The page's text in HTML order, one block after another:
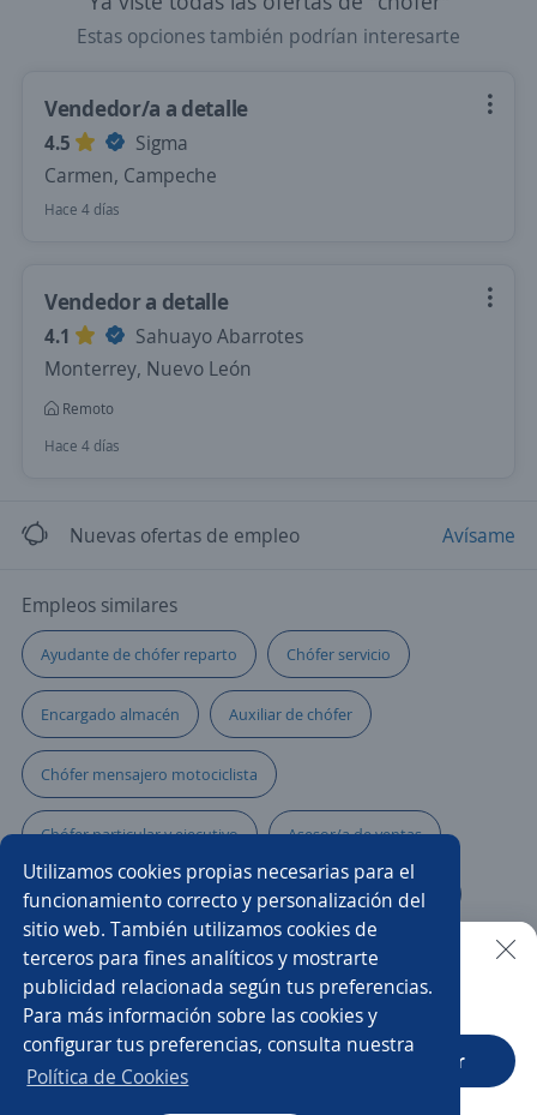
Utilizamos cookies propias necesarias para el
funcionamiento correcto y personalización del
sitio web. También utilizamos cookies de
terceros para fines analíticos y mostrarte
publicidad relacionada según tus preferencias.
Para más información sobre las cookies y
configurar tus preferencias, consulta nuestra
Política de Cookies
Estas opciones también podrían interesarte
Vendedor/a a detalle
4.5
Sigma
Carmen, Campeche
Hace 4 días
Vendedor a detalle
4.1
Sahuayo Abarrotes
Monterrey, Nuevo León
Remoto
Hace 4 días
Nuevas ofertas de empleo Avísame
Empleos similares
Ayudante de chófer reparto Chófer servicio
Encargado almacén Auxiliar de chófer
Chófer mensajero motociclista
Chófer particular y ejecutivo Asesor/a de ventas
Ayudante de chófer repartidor Chófer almacenista
Ayudante de chófer vendedor
Responsable de crédito y cobranza Operador de Trailer
Jefe/a de logística
Buscar es más fácil en la app
CT App Abrir